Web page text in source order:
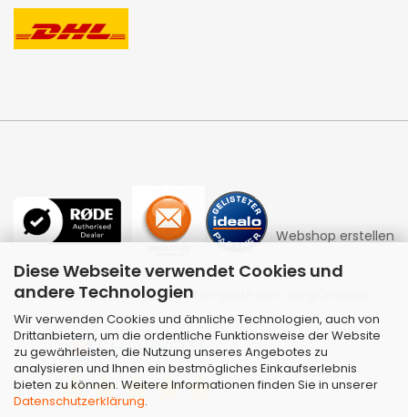
Diese Webseite verwendet Cookies und
andere Technologien
Wir verwenden Cookies und ähnliche Technologien, auch von
Drittanbietern, um die ordentliche Funktionsweise der Website
zu gewährleisten, die Nutzung unseres Angebotes zu
analysieren und Ihnen ein bestmögliches Einkaufserlebnis
bieten zu können. Weitere Informationen finden Sie in unserer
Datenschutzerklärung.
Webshop erstellen
mit Gambio.de © 2026 | Template von